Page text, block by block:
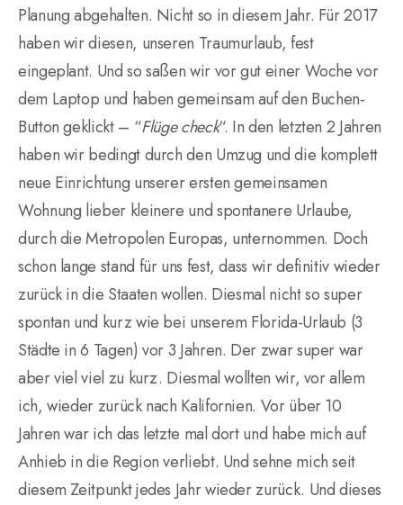
Planung abgehalten. Nicht so in diesem Jahr. Für 2017
haben wir diesen, unseren Traumurlaub, fest
eingeplant. Und so saßen wir vor gut einer Woche vor
dem Laptop und haben gemeinsam auf den Buchen-
Button geklickt – “Flüge check“. In den letzten 2 Jahren
haben wir bedingt durch den Umzug und die komplett
neue Einrichtung unserer ersten gemeinsamen
Wohnung lieber kleinere und spontanere Urlaube,
durch die Metropolen Europas, unternommen. Doch
schon lange stand für uns fest, dass wir definitiv wieder
zurück in die Staaten wollen. Diesmal nicht so super
spontan und kurz wie bei unserem Florida-Urlaub (3
Städte in 6 Tagen) vor 3 Jahren. Der zwar super war
aber viel viel zu kurz. Diesmal wollten wir, vor allem
ich, wieder zurück nach Kalifornien. Vor über 10
Jahren war ich das letzte mal dort und habe mich auf
Anhieb in die Region verliebt. Und sehne mich seit
diesem Zeitpunkt jedes Jahr wieder zurück. Und dieses